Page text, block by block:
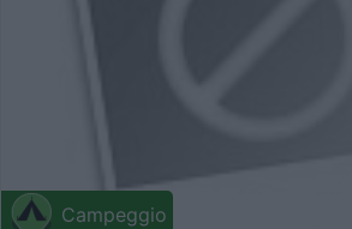
Campeggio